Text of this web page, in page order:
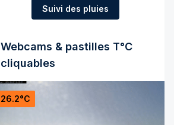
Suivi des pluies
Webcams & pastilles T°C
cliquables
26.2°C